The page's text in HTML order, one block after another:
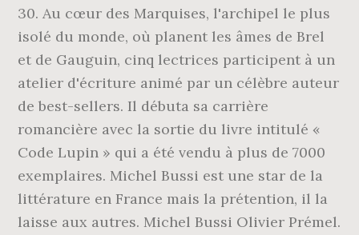
30. Au cœur des Marquises, l'archipel le plus
isolé du monde, où planent les âmes de Brel
et de Gauguin, cinq lectrices participent à un
atelier d'écriture animé par un célèbre auteur
de best-sellers. Il débuta sa carrière
romancière avec la sortie du livre intitulé «
Code Lupin » qui a été vendu à plus de 7000
exemplaires. Michel Bussi est une star de la
littérature en France mais la prétention, il la
laisse aux autres. Michel Bussi Olivier Prémel.